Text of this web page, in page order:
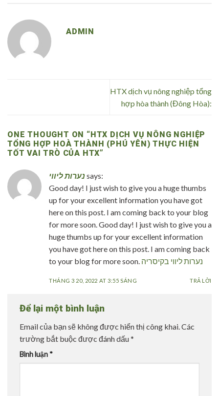
ADMIN
HTX dịch vụ nông nghiệp tổng
hợp hòa thành (Đông Hòa):
ONE THOUGHT ON “ HTX DỊCH VỤ NÔNG NGHIỆP
TỔNG HỢP HOÀ THÀNH (PHÚ YÊN) THỰC HIỆN
TỐT VAI TRÒ CỦA HTX”
נערות ליווי says:
Good day! I just wish to give you a huge thumbs
up for your excellent information you have got
here on this post. I am coming back to your blog
for more soon. Good day! I just wish to give you a
huge thumbs up for your excellent information
you have got here on this post. I am coming back
to your blog for more soon. נערות ליווי בקיסריה
THÁNG 3 20, 2022 AT 3:55 SÁNG TRẢ LỜI
Để lại một bình luận
Email của bạn sẽ không được hiển thị công khai.Các
trường bắt buộc được đánh dấu*
Bình luận *